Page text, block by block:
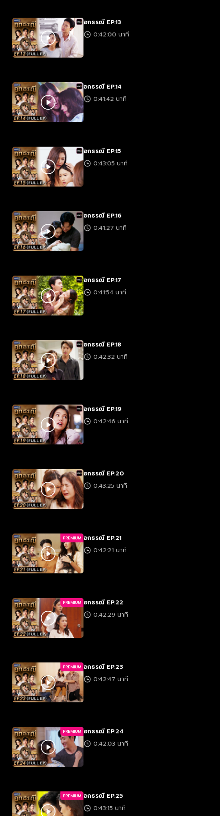
อกธรณี EP.13
0:42:00 นาที
อกธรณี EP.14
0:41:42 นาที
อกธรณี EP.15
0:43:05 นาที
อกธรณี EP.16
0:41:27 นาที
อกธรณี EP.17
0:41:54 นาที
อกธรณี EP.18
0:42:32 นาที
อกธรณี EP.19
0:42:46 นาที
อกธรณี EP.20
0:43:25 นาที
PREMIUM อกธรณี EP.21
0:42:21 นาที
PREMIUM อกธรณี EP.22
0:42:29 นาที
PREMIUM อกธรณี EP.23
0:42:47 นาที
PREMIUM อกธรณี EP.24
0:42:03 นาที
PREMIUM อกธรณี EP.25
0:43:15 นาที